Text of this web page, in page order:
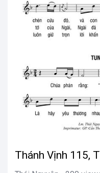
Thánh Vịnh 115,